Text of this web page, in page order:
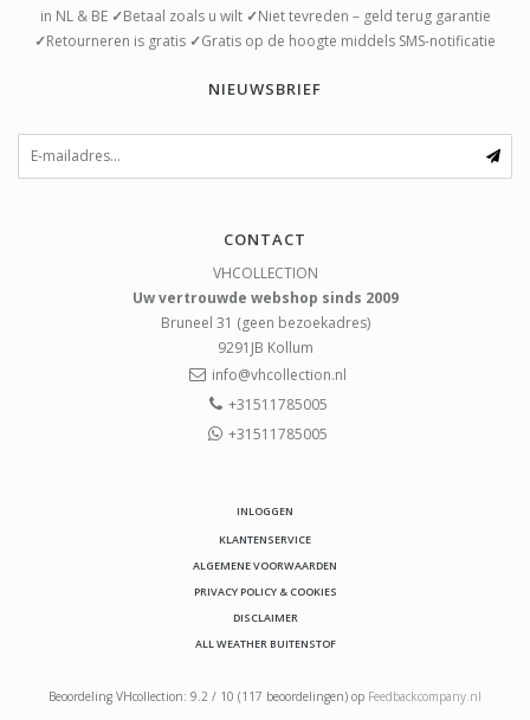
in NL & BE ✓Betaal zoals u wilt ✓Niet tevreden – geld terug garantie
✓Retourneren is gratis ✓Gratis op de hoogte middels SMS-notificatie
NIEUWSBRIEF
CONTACT
VHCOLLECTION
Uw vertrouwde webshop sinds 2009
Bruneel 31 (geen bezoekadres)
9291JB Kollum
info@vhcollection.nl
+31511785005
+31511785005
INLOGGEN
KLANTENSERVICE
ALGEMENE VOORWAARDEN
PRIVACY POLICY & COOKIES
DISCLAIMER
ALL WEATHER BUITENSTOF
Beoordeling VHcollection: 9.2 / 10 (117 beoordelingen) op Feedbackcompany.nl